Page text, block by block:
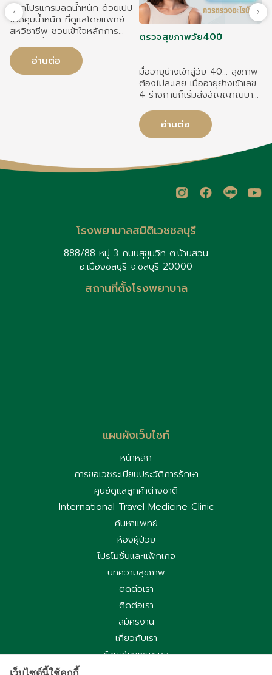
รู้จักโปรแกรมลดน้ำหนัก ด้วยเปป
ไทด์คุมน้ำหนัก ที่ดูแลโดยแพทย์
สหวิชาชีพ ชวนเข้าใจหลักการ
รักษา ผู้ที่เหมาะสม และแนวทาง
ดูแลสุขภาพอย่างยั่งยืน
อ่านต่อ
ตรวจสุขภาพวัย40ปี
มื่ออายุย่างเข้าสู่วัย 40... สุขภาพ
ต้องไม่ละเลย เมื่ออายุย่างเข้าเลข
4 ร่างกายก็เริ่มส่งสัญญาณบาง
เช่น ความดันโลหิตที่สูงขึ้น น้ำตาล
ในเลือดที่เริ่มผิดปกติ หรือไขมันที่
สะสมโดยไม่รู้ตัว ปัญหาเหล่านี้อาจ
พัฒนาไปสู่โรคเรื้อรังโดยไม่มี
อาการเตือนล่วงหน้า การตรวจ
อ่านต่อ
โรงพยาบาลสมิติเวชชลบุรี
888/88 หมู่ 3 ถนนสุขุมวิท ต.บ้านสวน
อ.เมืองชลบุรี จ.ชลบุรี 20000
สถานที่ตั้งโรงพยาบาล
แผนผังเว็บไซท์
หน้าหลัก
การขอเวชระเบียนประวัติการรักษา
ศูนย์ดูแลลูกค้าต่างชาติ
International Travel Medicine Clinic
ค้นหาแพทย์
ห้องผู้ป่วย
โปรโมชั่นและแพ็กเกจ
บทความสุขภาพ
ติดต่อเรา
ติดต่อเรา
สมัครงาน
เกี่ยวกับเรา
ข้อมูลโรงพยาบาล
เว็บไซต์นี้ใช้คุกกี้